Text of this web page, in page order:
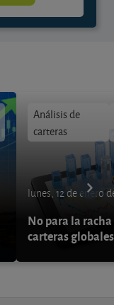
Análisis de
carteras
lunes, 12 de enero
No para la
carteras globales